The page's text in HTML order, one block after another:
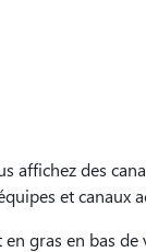
affichez des
et canaux
en gras en bas